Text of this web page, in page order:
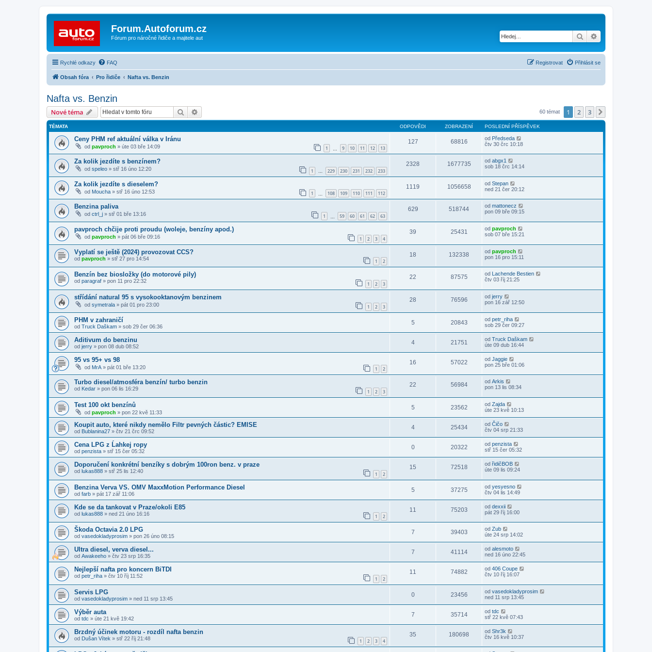
Forum.Autoforum.cz
Fórum pro náročné řidiče a majitele aut Hledat
Rychlé odkazy FAQ Přihlásit se
Registrovat
Obsah fóra Pro řidiče Nafta vs. Benzin
Nafta vs. Benzin
Nové téma Hledat 60 témat 1 2 3
TÉMATA ODPOVĚDI ZOBRAZENÍ POSLEDNÍ PŘÍSPĚVEK
Ceny PHM ref aktuální válka v Iránu
od pavproch » úte 03 bře 14:09 1 9 10 11 12 13
127 68816 od Předseda
čtv 30 črc 10:18
Za kolik jezdíte s benzínem?
od speleo » stř 16 úno 12:20 1 … 229 230 231 232 233
2328 1677735 od abgx1
sob 18 črc 14:14
Za kolik jezdíte s dieselem?
od Moucha » stř 16 úno 12:53 1 108 109 110 111 112
1119 1056658 od Stepan
ned 21 čer 20:12
Benzina paliva
od ctrl_j » stř 01 bře 13:16 1 59 60 61 62 63
629 518744 od mattonecz
pon 09 bře 09:15
pavproch chčije proti proudu (woleje, benzíny apod.)
od pavproch » pát 06 bře 09:16 1 2 3 4
39 25431 od pavproch
sob 07 bře 15:21
Vyplatí se ještě (2024) provozovat CCS?
od pavproch » stř 27 pro 14:54 1 2
18 132338 od pavproch
pon 16 pro 15:11
Benzín bez biosložky (do motorové pily)
od paragraf » pon 11 pro 22:32 1 2 3
22 87575 od
Lachende Bestien
čtv 03 říj 21:25
střídání natural 95 s vysokooktanovým benzinem
od symetrala » pát 01 pro 23:00 1 2 3
28 76596 od jerry
pon 16 zář 12:50
PHM v zahraničí
od Truck Daškam » sob 29 čer 06:36
5 20843 od petr_riha
sob 29 čer 09:27
Aditivum do benzinu
od jerry » pon 08 dub 08:52
4 21751 od Truck Daškam
úte 09 dub 16:44
95 vs 95+ vs 98
od MrA » pát 01 bře 13:20 1 2
16 57022 od Jaggie
pon 25 bře 01:06
Turbo diesel/atmosféra benzín/ turbo benzin
od Kedar » pon 06 lis 16:29 1 2 3
22 56984 od Arkis
pon 13 lis 08:34
Test 100 okt benzínů
od pavproch » pon 22 kvě 11:33
5 23562 od Zajda
úte 23 kvě 10:13
Koupit auto, které nikdy nemělo Filtr pevných částic? EMISE
od Bublanina27 » čtv 21 črc 09:52
4 25434 od Čičo
čtv 04 srp 21:33
Cena LPG z Ĺahkej ropy
od penzista » stř 15 čer 05:32
0 20322 od penzista
stř 15 čer 05:32
Doporučení konkrétní benzíky s dobrým 100ron benz. v praze
od lukas888 » stř 25 lis 12:40 1 2
15 72518 od řidičBOB
úte 09 lis 09:24
Benzina Verva VS. OMV MaxxMotion Performance Diesel
od farb » pát 17 zář 11:06
5 37275 od yesyesno
čtv 04 lis 14:49
Kde se da tankovat v Praze/okoli E85
od lukas888 » ned 21 úno 16:16 1 2
11 75203 od dexxii
pát 29 říj 16:00
Škoda Octavia 2.0 LPG
od vasedokladyprosim » pon 26 úno 08:15
7 39403 od Zub
úte 24 srp 14:02
Ultra diesel, verva diesel...
od Awakeeho » čtv 23 srp 16:35
7 41114 od alesmoto
ned 16 úno 22:45
Nejlepší nafta pro koncern BiTDI
od petr_riha » čtv 10 říj 11:52 1 2
11 74882 od 406 Coupe
čtv 10 říj 16:07
Servis LPG
od vasedokladyprosim » ned 11 srp 13:45
0 23456 od vasedokladyprosim
ned 11 srp 13:45
Výběr auta
od tdc » úte 21 kvě 19:42
7 35714 od tdc
stř 22 kvě 07:43
Brzdný účinek motoru - rozdíl nafta benzin
od Dušan Vítek » stř 22 říj 21:48 1 2 3 4
35 180698 od Shr3k
čtv 16 kvě 10:37